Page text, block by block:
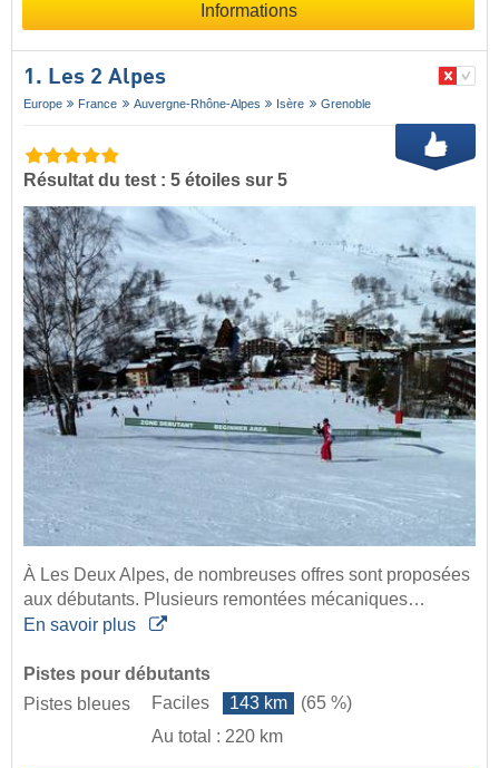
Informations
1. Les 2 Alpes
Europe France Auvergne-Rhône-Alpes Isère Grenoble
Résultat du test : 5 étoiles sur 5
À Les Deux Alpes, de nombreuses offres sont proposées
aux débutants. Plusieurs remontées mécaniques…
En savoir plus
Pistes pour débutants
Pistes bleues
Faciles 143 km
(65 %)
Au total : 220 km